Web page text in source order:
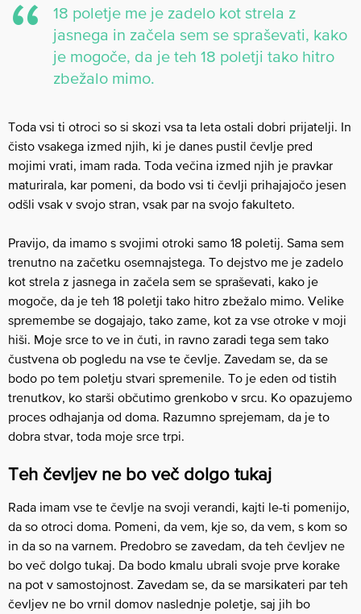
18 poletje me je zadelo kot strela z
jasnega in začela sem se spraševati, kako
je mogoče, da je teh 18 poletji tako hitro
zbežalo mimo.
Toda vsi ti otroci so si skozi vsa ta leta ostali dobri prijatelji. In
čisto vsakega izmed njih, ki je danes pustil čevlje pred
mojimi vrati, imam rada. Toda večina izmed njih je pravkar
maturirala, kar pomeni, da bodo vsi ti čevlji prihajajočo jesen
odšli vsak v svojo stran, vsak par na svojo fakulteto.
Pravijo, da imamo s svojimi otroki samo 18 poletij. Sama sem
trenutno na začetku osemnajstega. To dejstvo me je zadelo
kot strela z jasnega in začela sem se spraševati, kako je
mogoče, da je teh 18 poletji tako hitro zbežalo mimo. Velike
spremembe se dogajajo, tako zame, kot za vse otroke v moji
hiši. Moje srce to ve in čuti, in ravno zaradi tega sem tako
čustvena ob pogledu na vse te čevlje. Zavedam se, da se
bodo po tem poletju stvari spremenile. To je eden od tistih
trenutkov, ko starši občutimo grenkobo v srcu. Ko opazujemo
proces odhajanja od doma. Razumno sprejemam, da je to
dobra stvar, toda moje srce trpi.
Teh čevljev ne bo več dolgo tukaj
Rada imam vse te čevlje na svoji verandi, kajti le-ti pomenijo,
da so otroci doma. Pomeni, da vem, kje so, da vem, s kom so
in da so na varnem. Predobro se zavedam, da teh čevljev ne
bo več dolgo tukaj. Da bodo kmalu ubrali svoje prve korake
na pot v samostojnost. Zavedam se, da se marsikateri par teh
čevljev ne bo vrnil domov naslednje poletje, saj jih bo